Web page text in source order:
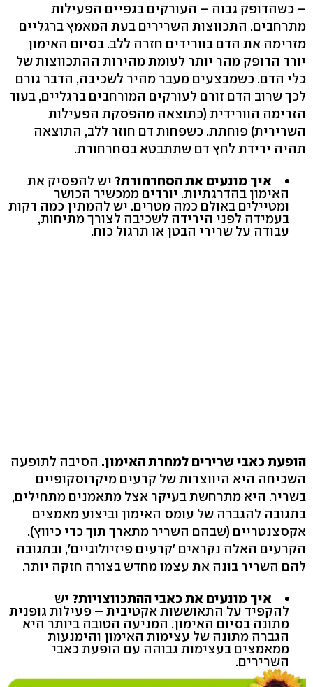
– כשהדופק גבוה – העורקים בגפיים הפעילות
מתרחבים. התכווצות השרירים בעת המאמץ ברגליים
מזרימה את הדם בוורידים חזרה ללב. בסיום האימון
יורד הדופק מהר יותר לעומת מהירות ההתכווצות של
כלי הדם. כשמבצעים מעבר מהיר לשכיבה, הדבר גורם
לכך שרוב הדם זורם לעורקים המורחבים ברגליים, בעוד
הזרימה הוורידית (כתוצאה מהפסקת הפעילות
השרירית) פוחתת. כשפחות דם חוזר ללב, התוצאה
תהיה ירידת לחץ דם שתתבטא בסחרחורת.
איך מונעים את הסחרחורת? יש להפסיק את
האימון בהדרגתיות. יורדים ממכשיר הכושר
ומטיילים באולם כמה מטרים. יש להמתין כמה דקות
בעמידה לפני הירידה לשכיבה לצורך מתיחות,
עבודה על שרירי הבטן או תרגול כוח.
הופעת כאבי שרירים למחרת האימון. הסיבה לתופעה
השכיחה היא היווצרות של קרעים מיקרוסקופיים
בשריר. היא מתרחשת בעיקר אצל מתאמנים מתחילים,
בתגובה להגברה של עומס האימון וביצוע מאמצים
הקרעים האלה נקראים 'קרעים פיזיולוגיים‭,'‬ ובתגובה
להם השריר בונה את עצמו מחדש בצורה חזקה יותר.
איך מונעים את כאבי ההתכווצויות? יש
להקפיד על התאוששות אקטיבית – פעילות גופנית
מתונה בסיום האימון. המניעה הטובה ביותר היא
הגברה מתונה של עצימות האימון והימנעות
ממאמצים בעצימות גבוהה עם הופעת כאבי
השרירים.